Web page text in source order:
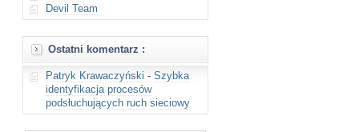
Devil Team
Ostatni komentarz :
Patryk Krawaczyński - Szybka
identyfikacja procesów
podsłuchujących ruch sieciowy